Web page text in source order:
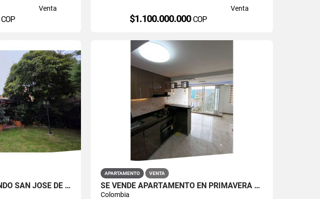
Venta
COP
Venta
$1.100.000.000 COP
CASA EN VENTA - ARRIENDO SAN JOSÉ DE BAVARIA
APARTAMENTO VENTA
SE VENDE APARTAMENTO EN PRIMAVERA PUENTE ARANDA
Colombia